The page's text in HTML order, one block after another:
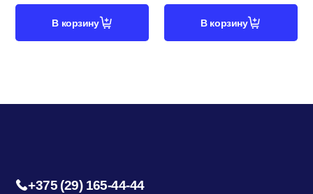
В корзину В корзину
+375 (29) 165-44-44